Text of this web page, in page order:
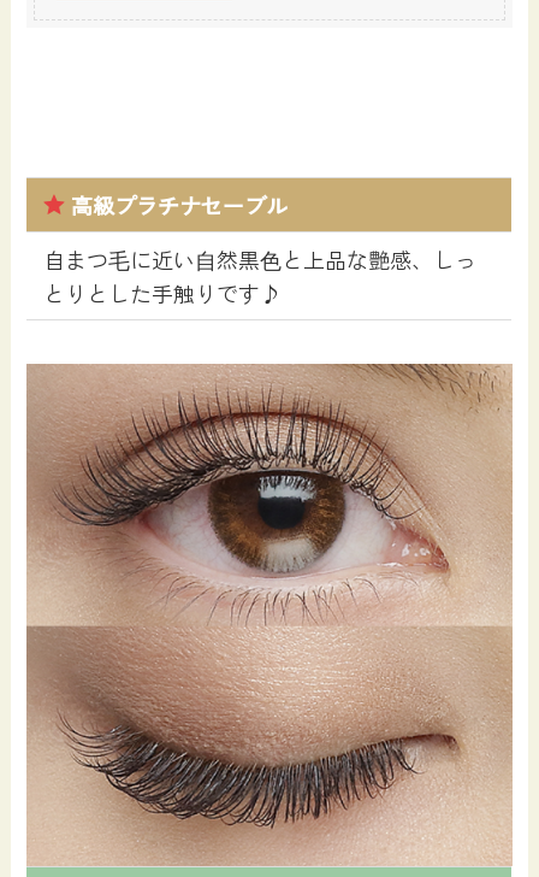
高級プラチナセーブル
自まつ⽑に近い⾃然黒⾊と上品な艶感、しっ
とりとした手触りです♪